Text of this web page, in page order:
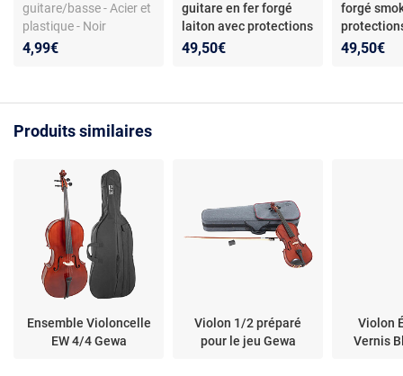
guitare/basse - Acier et
plastique - Noir
4,99€
guitare en fer forgé
laiton avec protections
en cuir Brown Levy s
49,50€
forgé
Brown
49,50€
Produits similaires
Ensemble Violoncelle
EW 4/4 Gewa
Violon 1/2 préparé
pour le jeu Gewa
Violon
Vernis